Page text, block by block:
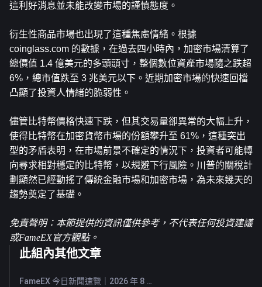
這利好消息並未能改變市場的謹慎態度。
衍生性商品市場也出現了這種焦慮情緒。根據
coinglass.com 的數據，在過去四小時內，加密市場清算了
總價值 1.4 億美元的多頭頭寸，整個數位資產市場隨之跌超
6%，總市值跌至 3 兆美元以下。近期加密市場的快速回檔
凸顯了投資人情緒的脆弱性。
儘管比特幣價格快速下跌，但其交易量卻異常的大幅上升，
使得比特幣在加密貨幣市場的份額攀升至 61%，這種突出
型的矛盾表明，在市場前景不確定的情況下，投資者可能轉
向尋求相對穩定的比特幣，以規避下行風險。川普的關稅計
劃顯然已經動搖了傳統金融市場和加密市場，為未來幾天的
趨勢奠定了基礎。
免責聲明：本節提供的資訊僅供參考，不代表任何投資建議
或FameEX官方觀點。
此組內其他文章
FameEX 今日新聞速覽｜2026 年 8 月 7 日